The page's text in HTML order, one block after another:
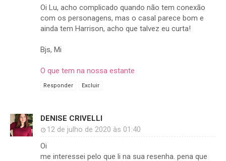
Oi Lu, acho complicado quando não tem conexão
com os personagens, mas o casal parece bom e
ainda tem Harrison, acho que talvez eu curta!
Bjs, Mi
O que tem na nossa estante
Responder Excluir
DENISE CRIVELLI
12 de julho de 2020 às 01:40
Oi
me interessei pelo que li na sua resenha. pena que